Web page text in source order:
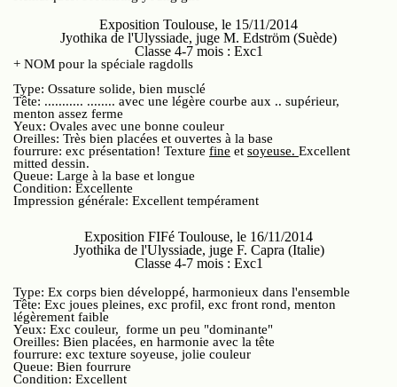
Exposition Toulouse, le 15/11/2014
Jyothika de l'Ulyssiade, juge M. Edström (Suède)
Classe 4-7 mois : Exc1
+ NOM pour la spéciale ragdolls
Type: Ossature solide, bien musclé
Tête: ........... ........ avec une légère courbe aux .. supérieur,
menton assez ferme
Yeux: Ovales avec une bonne couleur
Oreilles: Très bien placées et ouvertes à la base
fourrure: exc présentation! Texture fine et soyeuse. Excellent
mitted dessin.
Queue: Large à la base et longue
Condition: Excellente
Impression générale: Excellent tempérament
Exposition FIFé Toulouse, le 16/11/2014
Jyothika de l'Ulyssiade, juge F. Capra (Italie)
Classe 4-7 mois : Exc1
Type: Ex corps bien développé, harmonieux dans l'ensemble
Tête: Exc joues pleines, exc profil, exc front rond, menton
légèrement faible
Yeux: Exc couleur, forme un peu "dominante"
Oreilles: Bien placées, en harmonie avec la tête
fourrure: exc texture soyeuse, jolie couleur
Queue: Bien fourrure
Condition: Excellent